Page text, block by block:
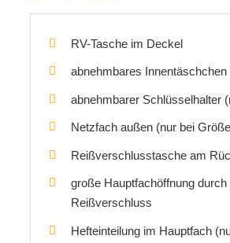
RV-Tasche im Deckel
abnehmbares Innentäschchen
abnehmbarer Schlüsselhalter
Netzfach außen (nur bei
Reißverschlusstasche am
große Hauptfachöffnung durch
Reißverschluss
Hefteinteilung im Hauptfach